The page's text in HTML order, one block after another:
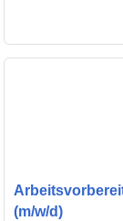
(m/w/d)